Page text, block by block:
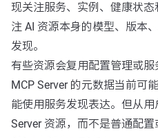
现关注服务、实例、健康状
注 AI 资源本身的模型、版本
发现。
有些资源会复用配置管理或
MCP Server 的元数据当前可
能使用服务发现表达。但从
Server 资源，而不是普通配置